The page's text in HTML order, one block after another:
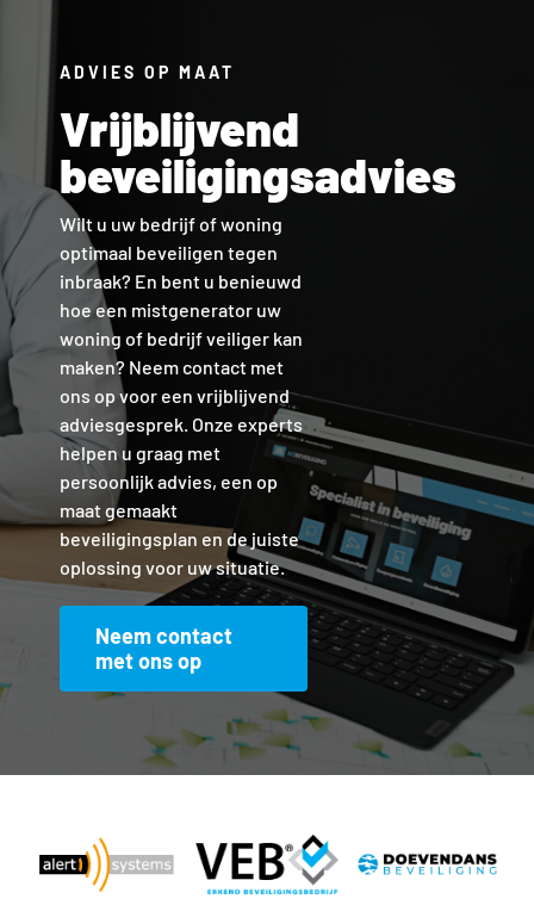
ADVIES OP MAAT
Vrijblijvend
beveiligingsadvies
Wilt u uw bedrijf of woning
optimaal beveiligen tegen
inbraak? En bent u benieuwd
hoe een mistgenerator uw
woning of bedrijf veiliger kan
maken? Neem contact met
ons op voor een vrijblijvend
adviesgesprek. Onze experts
helpen u graag met
persoonlijk advies, een op
maat gemaakt
beveiligingsplan en de juiste
oplossing voor uw situatie.
Neem contact
met ons op